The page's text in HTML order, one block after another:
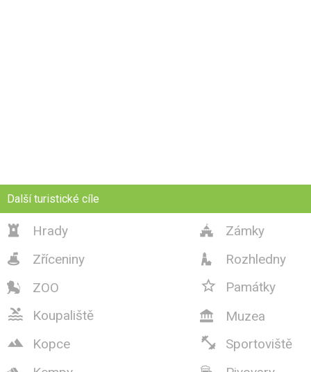
Další turistické cíle
 Hrady  Zámky
 Zříceniny  Rozhledny
 ZOO  Památky
 Koupaliště  Muzea
 Kopce  Sportoviště